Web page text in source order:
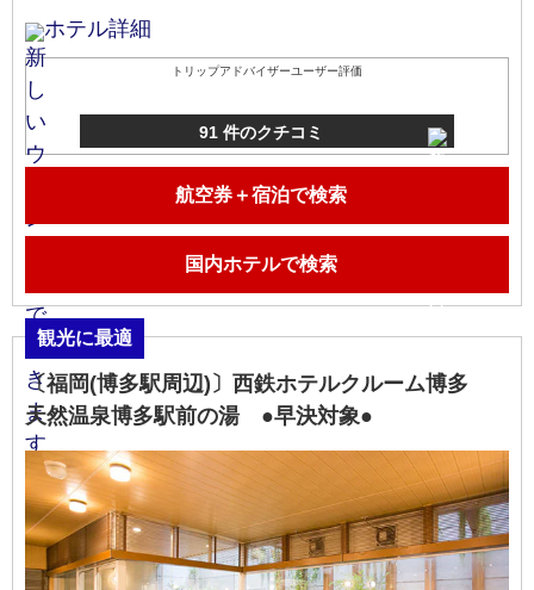
ホテル詳細
トリップアドバイザーユーザー評価
91 件のクチコミ
航空券＋宿泊で検索
国内ホテルで検索
観光に最適
〔福岡(博多駅周辺)〕西鉄ホテルクルーム博多
天然温泉博多駅前の湯 ●早決対象●